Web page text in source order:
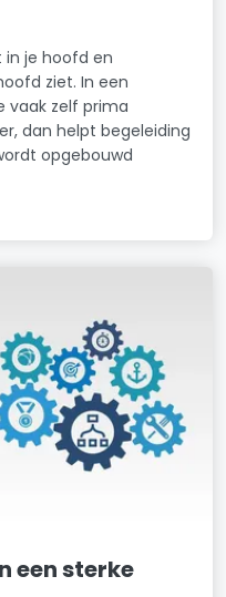
in je hoofd en
ziet. In een
vaak zelf prima
dan helpt begeleiding
opgebouwd
een sterke